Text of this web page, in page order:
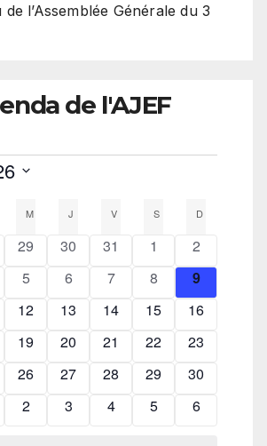
l’Assemblée Générale du 3
de l'AJEF